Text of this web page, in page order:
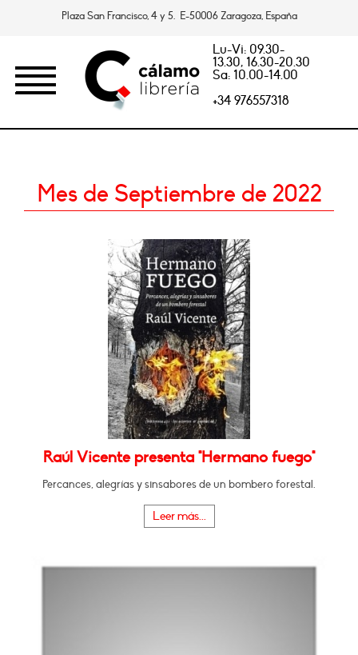
Plaza San Francisco, 4 y 5. E-50006 Zaragoza, España
Lu-Vi: 09.30-
13.30, 16.30-20.30
Sa: 10.00-14.00
+34 976557318
Mes de Septiembre de 2022
Raúl Vicente presenta "Hermano fuego"
Percances, alegrías y sinsabores de un bombero forestal.
Leer más...